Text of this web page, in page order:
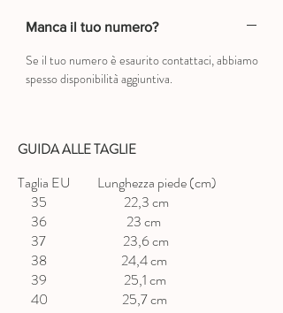
Manca il tuo numero?
Se il tuo numero è esaurito contattaci, abbiamo
spesso disponibilità aggiuntiva.
GUIDA ALLE TAGLIE
Taglia EU Lunghezza piede (cm)
35 22,3 cm
36 23 cm
37 23,6 cm
38 24,4 cm
39 25,1 cm
40 25,7 cm